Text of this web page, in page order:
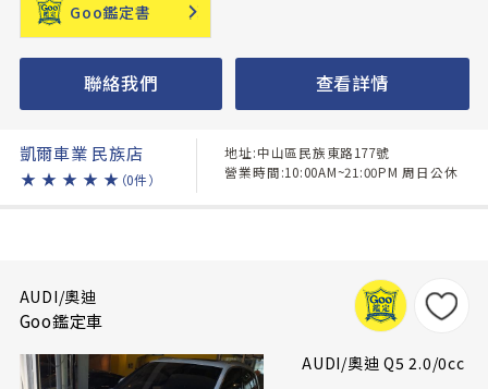
Goo鑑定書
聯絡我們 查看詳情
凱爾車業 民族店
★ ★ ★ ★ ★ （0件）
地址:中山區民族東路177號
營業時間:10:00AM~21:00PM 周日公休
AUDI/奧迪
Goo鑑定車
AUDI/奧迪 Q5 2.0/0cc